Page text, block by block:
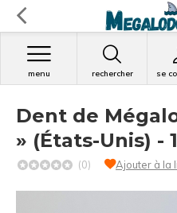
rechercher se
menu
Dent de
» (États-Unis) -
(0) Ajouter à la